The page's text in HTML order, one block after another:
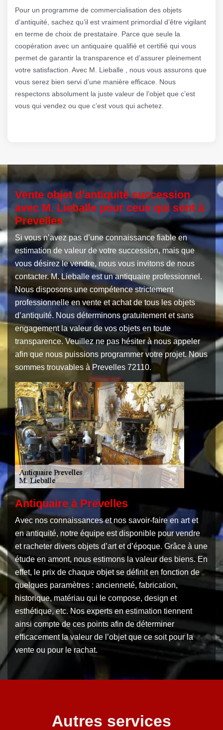
Pour un programme de commercialisation des objets
d’antiquité, sachez qu’il est vraiment primordial d’être vigilant
en terme de choix de prestataire. Parce que seule la
coopération avec un antiquaire qualifié et certifié qui vous
permet de garantir la transparence et d’assurer pleinement
votre satisfaction. Avec M. Lieballe , nous vous assurons que
vous serez bien servi d’une manière efficace. Nous
respectons absolument la juste valeur de l’objet que c’est
vous qui vendez ou que c’est vous qui achetez.
Vente objet d’antiquité succession
avec M. Lieballe pour ceux qui sont à
Prevelles
Si vous n’avez pas d’une connaissance fiable en
estimation de valeur de votre succession, mais que
vous désirez le vendre, nous vous invitons de nous
contacter. M. Lieballe est un antiquaire professionnel.
Nous disposons une compétence strictement
professionnelle en vente et achat de tous les objets
d’antiquité. Nous déterminons gratuitement et sans
engagement la valeur de vos objets en toute
transparence. Veuillez ne pas hésiter à nous appeler
afin que nous puissions programmer votre projet. Nous
sommes trouvables à Prevelles 72110.
Antiquaire à Prevelles
Avec nos connaissances et nos savoir-faire en art et
en antiquité, notre équipe est disponible pour vendre
et racheter divers objets d’art et d’époque. Grâce à une
étude en amont, nous estimons la valeur des biens. En
effet, le prix de chaque objet se définit en fonction de
quelques paramètres : ancienneté, fabrication,
historique, matériau qui le compose, design et
esthétique, etc. Nos experts en estimation tiennent
ainsi compte de ces points afin de déterminer
efficacement la valeur de l’objet que ce soit pour la
vente ou pour le rachat.
Autres services